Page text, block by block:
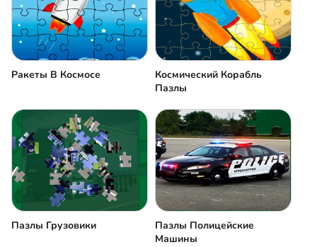
Ракеты В Космосе
Космический Корабль
Пазлы
Пазлы Грузовики
Пазлы Полицейские
Машины